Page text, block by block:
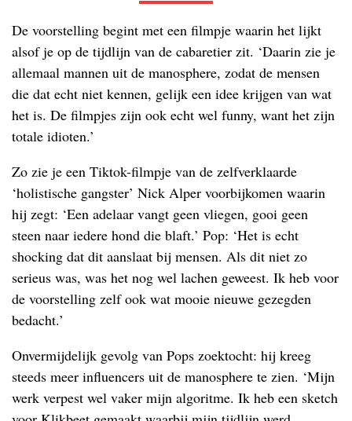
De voorstelling begint met een filmpje waarin het lijkt
alsof je op de tijdlijn van de cabaretier zit. ‘Daarin zie je
allemaal mannen uit de manosphere, zodat de mensen
die dat echt niet kennen, gelijk een idee krijgen van wat
het is. De filmpjes zijn ook echt wel funny, want het zijn
totale idioten.’
Zo zie je een Tiktok-filmpje van de zelfverklaarde
‘holistische gangster’ Nick Alper voorbijkomen waarin
hij zegt: ‘Een adelaar vangt geen vliegen, gooi geen
steen naar iedere hond die blaft.’ Pop: ‘Het is echt
shocking dat dit aanslaat bij mensen. Als dit niet zo
serieus was, was het nog wel lachen geweest. Ik heb voor
de voorstelling zelf ook wat mooie nieuwe gezegden
bedacht.’
Onvermijdelijk gevolg van Pops zoektocht: hij kreeg
steeds meer influencers uit de manosphere te zien. ‘Mijn
werk verpest wel vaker mijn algoritme. Ik heb een sketch